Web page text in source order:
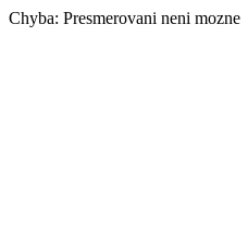
Chyba: Presmerovani neni mozne